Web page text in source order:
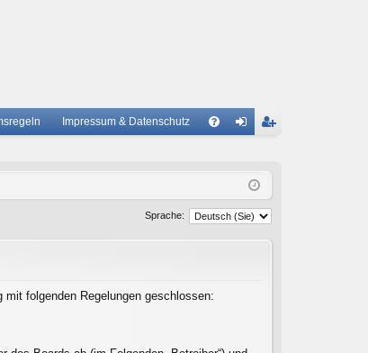
S
Impressum & Datenschutz
el
ist
rie
Sprache:
mit folgenden Regelungen geschlossen: